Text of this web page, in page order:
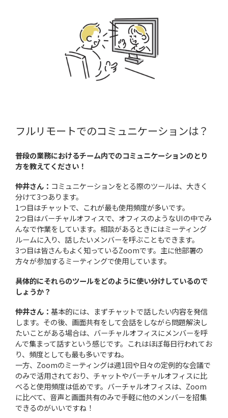
フルリモートでのコミュニケーションは？
――普段の業務におけるチーム内でのコミュニケーションのとり
方を教えてください！
仲井さん： コミュニケーションをとる際のツールは、大きく
分けて3つあります。
1つ目はチャットで、これが最も使用頻度が多いです。
2つ目はバーチャルオフィスで、オフィスのようなUIの中でみ
んなで作業をしています。相談があるときにはミーティング
ルームに入り、話したいメンバーを呼ぶこともできます。
3つ目は皆さんもよく知っているZoomです。主に他部署の
方々が参加するミーティングで使用しています。
――具体的にそれらのツールをどのように使い分けしているので
しょうか？
仲井さん： 基本的には、まずチャットで話したい内容を発信
します。その後、画面共有をして会話をしながら問題解決し
たいことがある場合は、バーチャルオフィスにメンバーを呼
んで集まって話すという感じです。これはほぼ毎日行われてお
り、頻度としても最も多いですね。
一方、Zoomのミーティングは週1回や日々の定例的な会議で
のみで活用されており、チャットやバーチャルオフィスに比
べると使用頻度は低めです。バーチャルオフィスは、Zoom
に比べて、音声と画面共有のみで手軽に他のメンバーを招集
できるのがいいですね！